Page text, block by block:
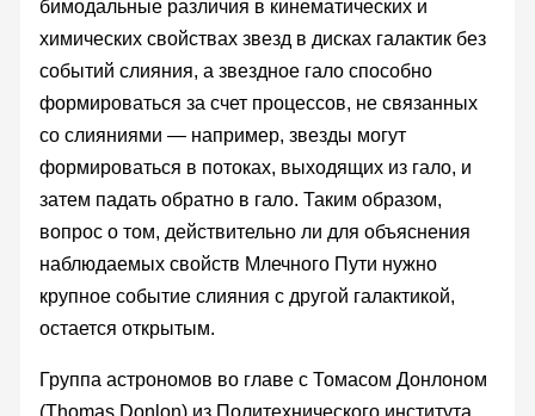
бимодальные различия в кинематических и
химических свойствах звезд в дисках галактик без
событий слияния, а звездное гало способно
формироваться за счет процессов, не связанных
со слияниями — например, звезды могут
формироваться в потоках, выходящих из гало, и
затем падать обратно в гало. Таким образом,
вопрос о том, действительно ли для объяснения
наблюдаемых свойств Млечного Пути нужно
крупное событие слияния с другой галактикой,
остается открытым.
Группа астрономов во главе с Томасом Донлоном
(Thomas Donlon) из Политехнического института